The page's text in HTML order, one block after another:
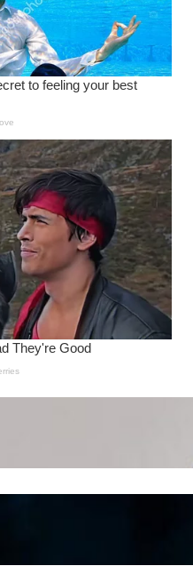
Wanita Pamer Pakaian
Kepribadian